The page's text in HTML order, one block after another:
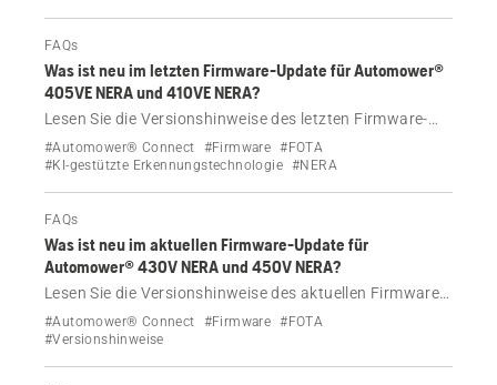
FAQs
Was ist neu im letzten Firmware-Update für Automower®
405VE NERA und 410VE NERA?
Lesen Sie die Versionshinweise des letzten Firmware-
Updates für Automower® 405VE NERA und 410VE
NERA
#Automower® Connect #Firmware #FOTA
#KI-gestützte Erkennungstechnologie #NERA
FAQs
Was ist neu im aktuellen Firmware-Update für
Automower® 430V NERA und 450V NERA?
Lesen Sie die Versionshinweise des aktuellen Firmware-
Updates für Husqvarna Automower® 430V NERA und
450V NERA.
#Automower® Connect #Firmware #FOTA
#Versionshinweise